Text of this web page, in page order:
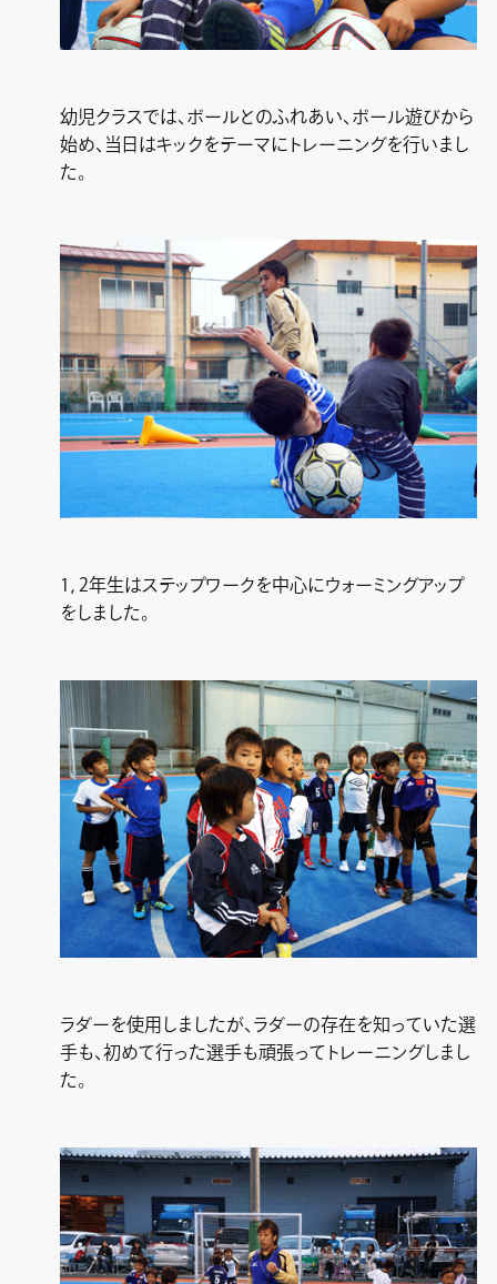
幼児クラスでは、ボールとのふれあい、ボール遊びから
始め、当日はキックをテーマにトレーニングを行いまし
た。
1，2年生はステップワークを中心にウォーミングアップ
をしました。
ラダーを使用しましたが、ラダーの存在を知っていた選
手も、初めて行った選手も頑張ってトレーニングしまし
た。